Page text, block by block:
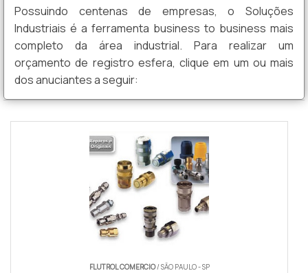
Possuindo centenas de empresas, o Soluções
Industriais é a ferramenta business to business mais
completo da área industrial. Para realizar um
orçamento de registro esfera, clique em um ou mais
dos anuciantes a seguir:
FLUTROL COMERCIO/ SÃO PAULO - SP